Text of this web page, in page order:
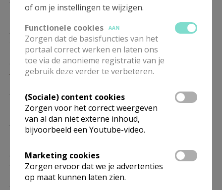
17/01
24/01
10.30 Eucharistie
10.30 Eucharistie
07/02
10.30
14/02
10.30 Eucharistie
21/02
10.30 Eucharistie
10.30 Eucharistie
of om je instellingen te wijzigen.
Functionele cookies
AAN
Zorgen dat de basisfuncties van het
portaal correct werken en laten ons
toe via de anonieme registratie van je
gebruik deze verder te verbeteren.
(Sociale) content cookies
Zorgen voor het correct weergeven
van al dan niet externe inhoud,
bijvoorbeeld een Youtube-video.
Marketing cookies
Zorgen ervoor dat we je advertenties
op maat kunnen laten zien.